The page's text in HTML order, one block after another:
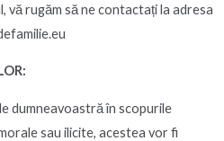
vă rugăm să ne contactați la adresa
dumneavoastră în scopurile
sau ilicite, acestea vor fi